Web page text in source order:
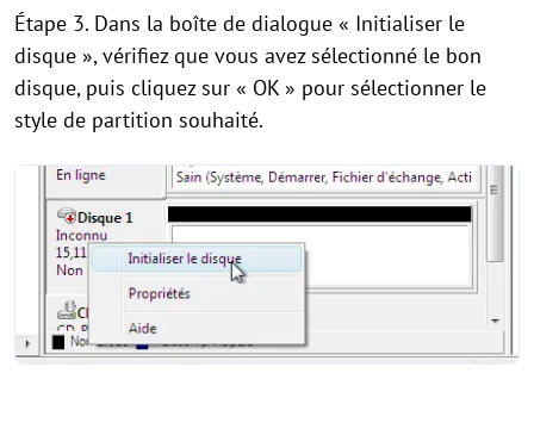
Étape 3. Dans la boîte de dialogue « Initialiser le
disque », vérifiez que vous avez sélectionné le bon
disque, puis cliquez sur « OK » pour sélectionner le
style de partition souhaité.